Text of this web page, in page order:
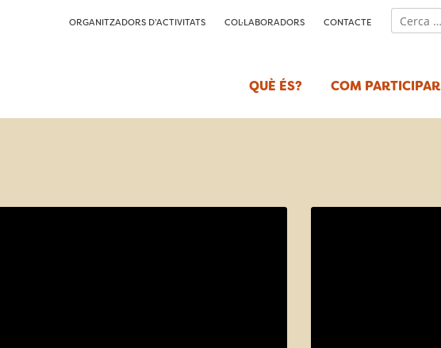
ORGANITZADORS D’ACTIVITATS COL·LABORADORS CONTACTE
QUÈ ÉS? COM PARTICIPAR